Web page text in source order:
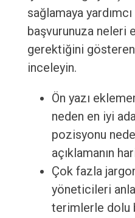
sağlamaya
başvurunuza neleri
gerektiğini
inceleyin.
Ön yazı
neden en iyi
pozisyonu
açıklamanın
Çok fazla
yöneticileri
terimlerle dolu